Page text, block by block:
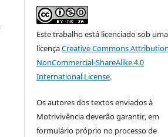
Este trabalho está licenciado sob uma
licençaCreative Commons
NonCommercial-ShareAlike 4.0
International License.
Os autores dos textos enviados à
Motrivivência deverão garantir, em
formulário próprio no processo de